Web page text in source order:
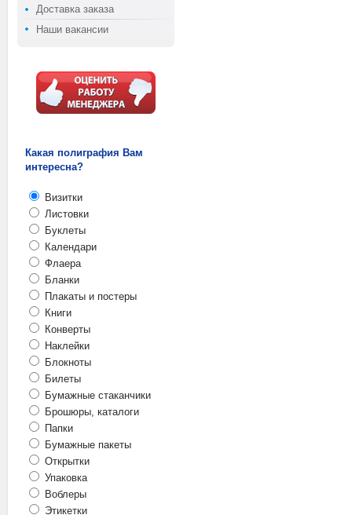
Доставка заказа
Наши вакансии
Какая полиграфия Вам
интересна?
Визитки
Листовки
Буклеты
Календари
Флаера
Бланки
Плакаты и постеры
Книги
Конверты
Наклейки
Блокноты
Билеты
Бумажные стаканчики
Брошюры, каталоги
Папки
Бумажные пакеты
Открытки
Упаковка
Воблеры
Этикетки